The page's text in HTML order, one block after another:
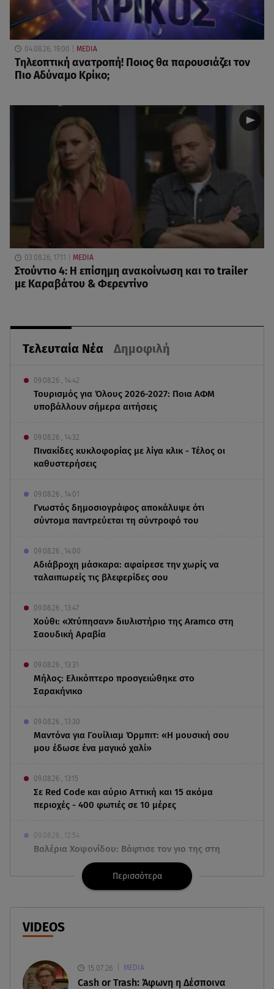
Τελευταία Νέα Δημοφιλή
09.08.26 , 14:42
Τουρισμός για Όλους 2026-2027: Ποια ΑΦΜ
υποβάλλουν σήμερα αιτήσεις
09.08.26 , 14:32
Πινακίδες κυκλοφορίας με λίγα κλικ - Τέλος οι
καθυστερήσεις
09.08.26 , 14:01
Γνωστός δημοσιογράφος αποκάλυψε ότι
σύντομα παντρεύεται τη σύντροφό του
09.08.26 , 14:00
Αδιάβροχη μάσκαρα: αφαίρεσε την χωρίς να
ταλαιπωρείς τις βλεφερίδες σου
09.08.26 , 13:47
Χούθι: «Χτύπησαν» διυλιστήριο της Aramco στη
Σαουδική Αραβία
09.08.26 , 13:31
Μήλος: Ελικόπτερο προσγειώθηκε στο
Σαρακήνικο
09.08.26 , 13:30
Μαντόνα για Γουίλιαμ Όρμπιτ: «Η μουσική σου
μου έδωσε ένα μαγικό χαλί»
09.08.26 , 13:15
Σε Red Code και αύριο Αττική και 15 ακόμα
περιοχές - 400 φωτιές σε 10 μέρες
09.08.26 , 12:54
Βαλέρια Χοψονίδου: Βάφτισε τον γιο της στη
Βουλιαγμένη - Το όνομα που πήρε
Ερυθρός Σταυρός: Άγρια επίθεση σε νοσηλεύτρια
Πάρος: Χωρίς ναυαγοσώστη η πισίνα του beach
bar όπου πνίγηκε ο 4χρονος
Περισσότερα
VIDEOS
15.07.26 MEDIA
Cash or Trash: Άφωνη η Δέσποινα
04.08.26, 19:00 MEDIA
Τηλεοπτική ανατροπή! Ποιος θα παρουσιάζει τον
Πιο Αδύναμο Κρίκο;
03.08.26, 17:11 MEDIA
Στούντιο 4: Η επίσημη ανακοίνωση και το trailer
με Καραβάτου & Φερεντίνο